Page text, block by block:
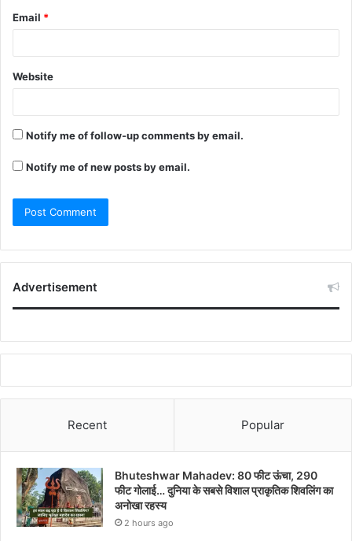
Email *
Website
Notify me of follow-up comments by email.
Notify me of new posts by email.
Advertisement
Recent Popular
Bhuteshwar Mahadev: 80 फीट ऊंचा, 290
फीट गोलाई… दुनिया के सबसे विशाल प्राकृतिक शिवलिंग का
अनोखा रहस्य
2 hours ago